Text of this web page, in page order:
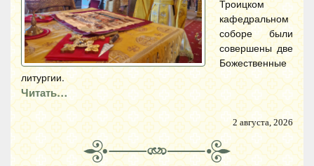
Троицком
кафедральном
соборе были
совершены две
Божественные
литургии.
Читать…
2 августа, 2026